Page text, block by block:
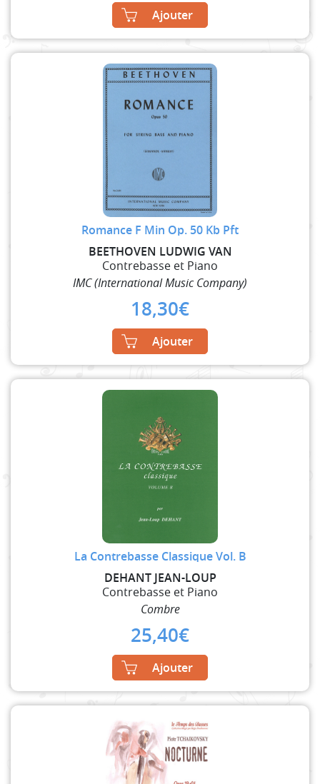
Ajouter
Romance F Min Op. 50 Kb Pft
BEETHOVEN LUDWIG VAN
Contrebasse et Piano
IMC (International Music Company)
18,30€
Ajouter
La Contrebasse Classique Vol. B
DEHANT JEAN-LOUP
Contrebasse et Piano
Combre
25,40€
Ajouter